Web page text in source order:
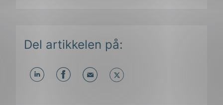
Del artikkelen på: